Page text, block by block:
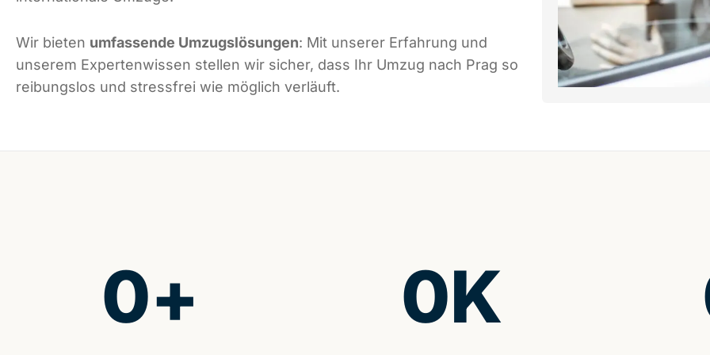
Wir bieten umfassende Umzugslösungen: Mit unserer Erfahrung und
unserem Expertenwissen stellen wir sicher, dass Ihr Umzug nach Prag so
reibungslos und stressfrei wie möglich verläuft.
0+ 0K